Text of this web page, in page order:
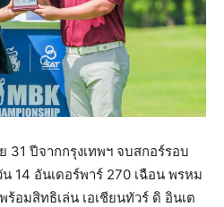
ปีจากกรุงเทพฯ จบสกอร์รอบ
14 อันเดอร์พาร์ 270 เฉือน พรหม
อมสิทธิเล่น เอเชียนทัวร์ ดิ อินเต